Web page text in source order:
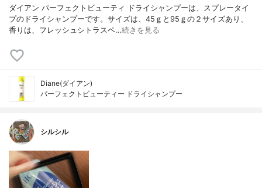
ダイアン パーフェクトビューティ ドライシャンプーは、スプレータイ
プのドライシャンプーです。サイズは、45ｇと95ｇの２サイズあり、
香りは、フレッシュシトラスペ…続きを見る
Diane(ダイアン)
パーフェクトビューティー ドライシャンプー
シルシル